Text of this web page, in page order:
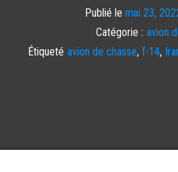
Publié le mai 23,
Catégorie : avion
Étiqueté avion de chasse, f-14,